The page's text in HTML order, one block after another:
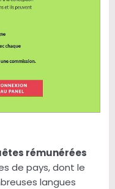
rémunérées
de pays, dont le
langues